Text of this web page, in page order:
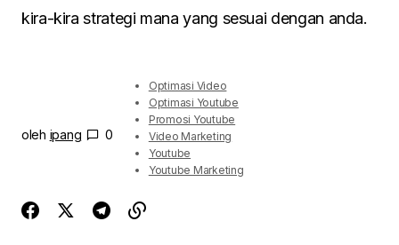
kira-kira strategi mana yang sesuai dengan anda.
oleh ipang 0
Optimasi Video
Optimasi Youtube
Promosi Youtube
Video Marketing
Youtube
Youtube Marketing